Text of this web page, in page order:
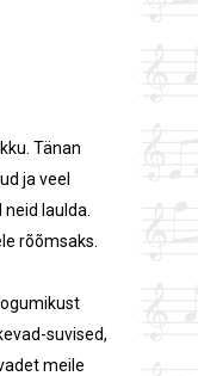
Tänan
ja veel
laulda.
rõõmsaks.
suvised,
meile